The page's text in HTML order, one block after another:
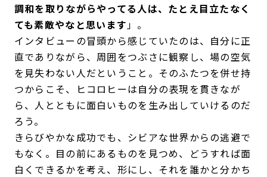
調和を取りながらやってる人は、たとえ目立たなく
ても素敵やなと思います」。
インタビューの冒頭から感じていたのは、自分に正
直でありながら、周囲をつぶさに観察し、場の空気
を見失わない人だということ。そのふたつを併せ持
つからこそ、ヒコロヒーは自分の表現を貫きなが
ら、人とともに面白いものを生み出していけるのだ
ろう。
きらびやかな成功でも、シビアな世界からの逃避で
もなく。目の前にあるものを見つめ、どうすれば面
白くできるかを考え、形にし、それを誰かと分かち